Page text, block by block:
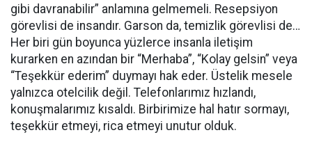
gibi davranabilir” anlamına gelmemeli. Resepsiyon
görevlisi de insandır. Garson da, temizlik görevlisi de…
Her biri gün boyunca yüzlerce insanla iletişim
kurarken en azından bir “Merhaba”, “Kolay gelsin” veya
“Teşekkür ederim” duymayı hak eder. Üstelik mesele
yalnızca otelcilik değil. Telefonlarımız hızlandı,
konuşmalarımız kısaldı. Birbirimize hal hatır sormayı,
teşekkür etmeyi, rica etmeyi unutur olduk.